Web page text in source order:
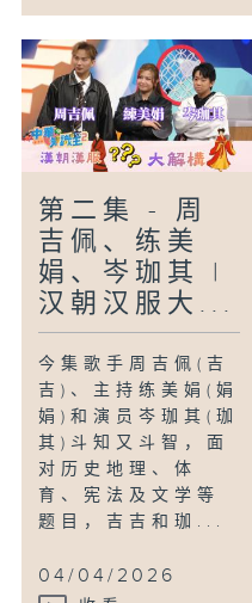
第二集 - 周
吉佩、练美
娟、岑珈其 |
汉朝汉服大...
今集歌手周吉佩(吉
吉)、主持练美娟(娟
娟)和演员岑珈其(珈
其)斗知又斗智，面
对历史地理、体
育、宪法及文学等
题目，吉吉和珈...
04/04/2026